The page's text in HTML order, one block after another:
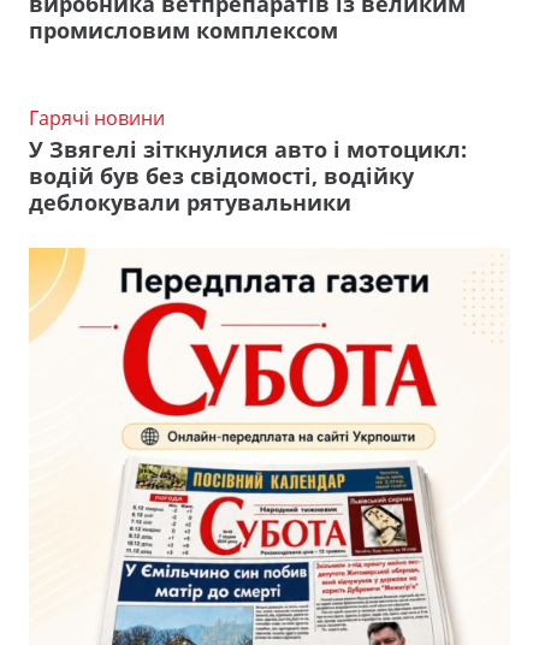
промисловим комплексом
Гарячі новини
У Звягелі зіткнулися авто і мотоцикл:
водій був без свідомості, водійку
деблокували рятувальники